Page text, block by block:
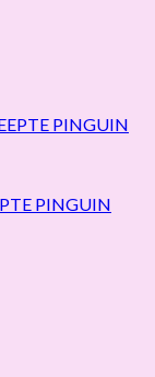
PINGUIN